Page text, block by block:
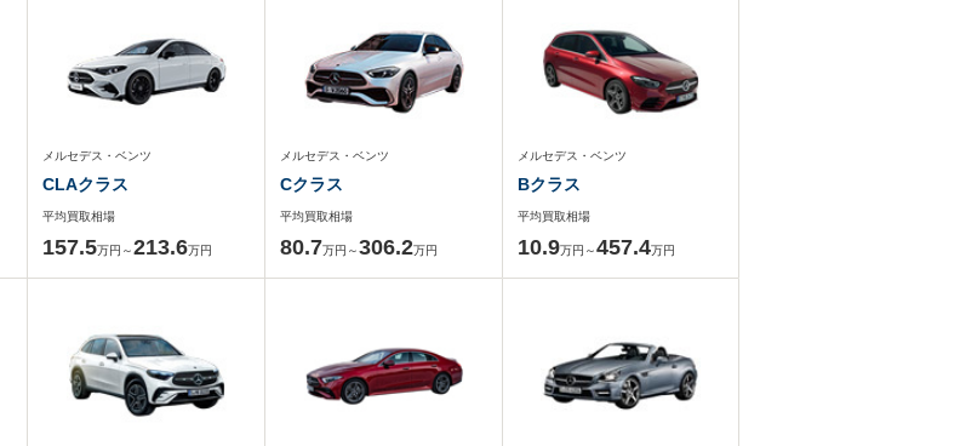
メルセデス・ベンツ
CLAクラス
平均買取相場
157.5万円～213.6万円
メルセデス・ベンツ
Cクラス
平均買取相場
80.7万円～306.2万円
メルセデス・ベンツ
Bクラス
平均買取相場
10.9万円～457.4万円